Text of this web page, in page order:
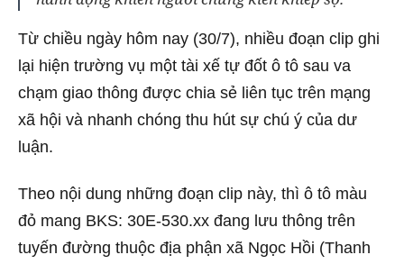
Từ chiều ngày hôm nay (30/7), nhiều đoạn clip ghi
lại hiện trường vụ một tài xế tự đốt ô tô sau va
chạm giao thông được chia sẻ liên tục trên mạng
xã hội và nhanh chóng thu hút sự chú ý của dư
luận.
Theo nội dung những đoạn clip này, thì ô tô màu
đỏ mang BKS: 30E-530.xx đang lưu thông trên
tuyến đường thuộc địa phận xã Ngọc Hồi (Thanh